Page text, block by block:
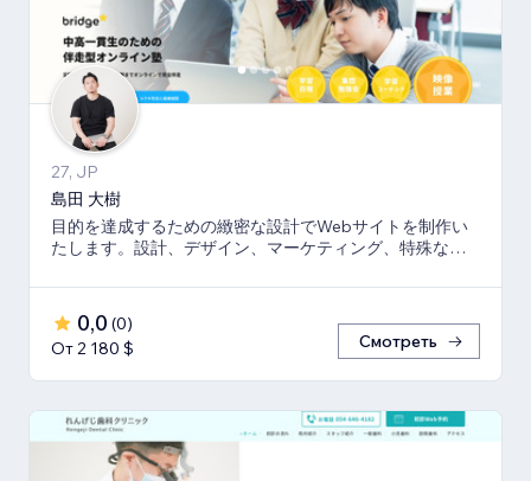
27, JP
島田 大樹
目的を達成するための緻密な設計でWebサイトを制作い
たします。設計、デザイン、マーケティング、特殊な機
0,0 (0)
От 2 180 $
Смотреть